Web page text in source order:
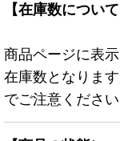
【在庫数について
商品ページに表
在庫数となりま
でご注意ください